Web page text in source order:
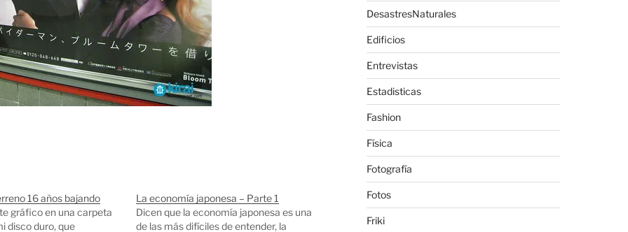
16 años bajando
gráfico en una carpeta
disco duro, que
La economía japonesa – Parte 1
Dicen que la economía japonesa es una
de las más difíciles de entender, la
DesastresNaturales
Edificios
Entrevistas
Estadisticas
Fashion
Física
Fotografía
Fotos
Friki